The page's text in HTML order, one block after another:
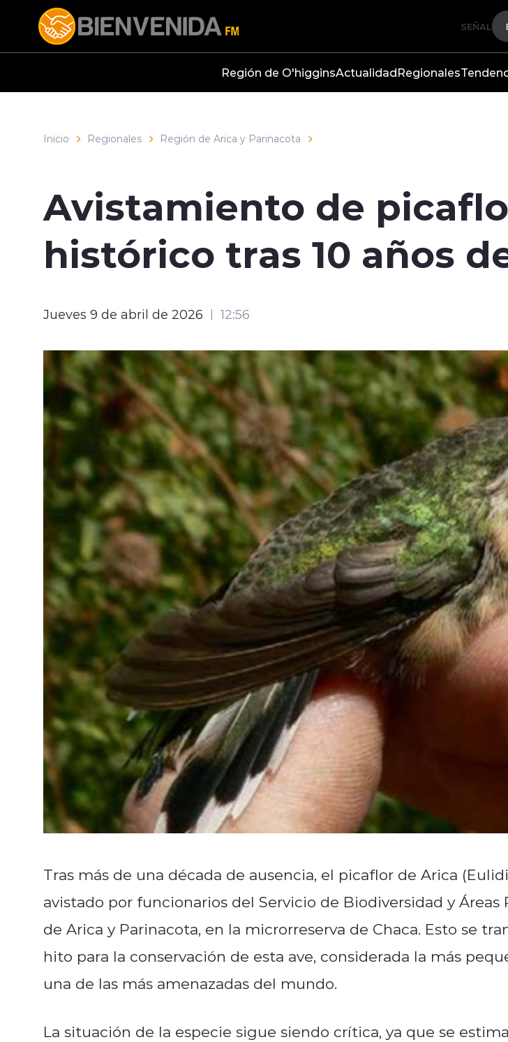
Click acá para ir directamente al contenido
SEÑAL
Región de O'higginsActualidadRegionales
Inicio Regionales Región de Arica y Parinacota
Avistamiento de
histórico tras 10 años
Jueves 9 de abril de 2026 12:56
Tras más de una década de ausencia, el picaflor de Arica
avistado por funcionarios del Servicio de Biodiversidad y Áreas
de Arica y Parinacota, en la microrreserva de Chaca. Esto se
hito para la conservación de esta ave, considerada la más
una de las más amenazadas del mundo.
La situación de la especie sigue siendo crítica, ya que se